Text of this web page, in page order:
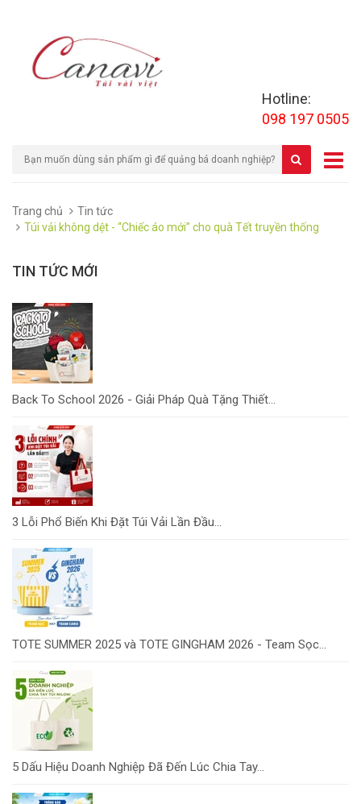
Hotline:
098 197 0505
Trang chủ
Tin tức
Túi vải không dệt - “Chiếc áo mới” cho quà Tết truyền thống
TIN TỨC MỚI
Back To School 2026 - Giải Pháp Quà Tặng Thiết...
3 Lỗi Phổ Biến Khi Đặt Túi Vải Lần Đầu...
TOTE SUMMER 2025 và TOTE GINGHAM 2026 - Team Sọc...
5 Dấu Hiệu Doanh Nghiệp Đã Đến Lúc Chia Tay...